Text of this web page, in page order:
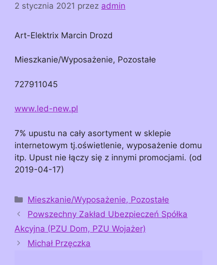
2 stycznia 2021 przez admin
Art-Elektrix Marcin Drozd
Mieszkanie/Wyposażenie, Pozostałe
727911045
www.led-new.pl
7% upustu na cały asortyment w sklepie
internetowym tj.oświetlenie, wyposażenie domu
itp. Upust nie łączy się z innymi promocjami. (od
2019-04-17)
Kategorie
Mieszkanie/Wyposażenie, Pozostałe
Powszechny Zakład Ubezpieczeń Spółka
Akcyjna (PZU Dom, PZU Wojażer)
Michał Przęczka